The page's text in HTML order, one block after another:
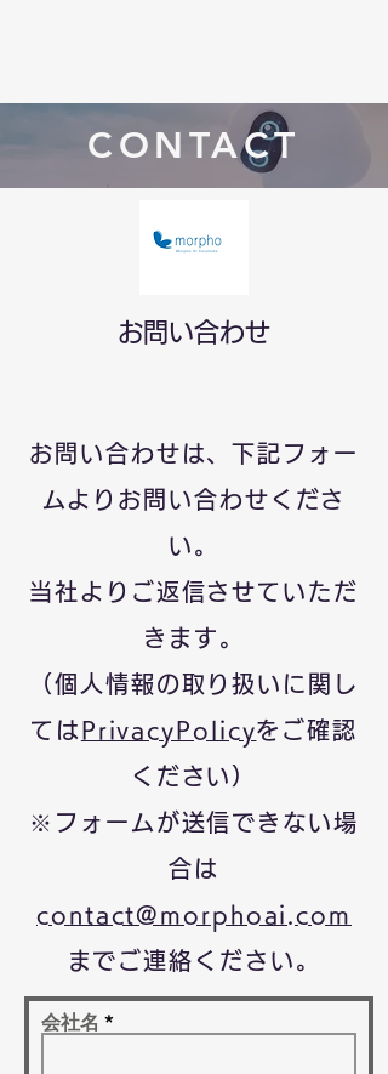
CONTACT
お問い合わせ
お問い合わせは、下記フォー
ムよりお問い合わせくださ
い。
当社よりご返信させていただ
きます。
（個人情報の取り扱いに関し
ては PrivacyPolicyをご確認
ください）
※フォームが送信できない場
合は
contact@morphoai.com
までご連絡ください。
会社名